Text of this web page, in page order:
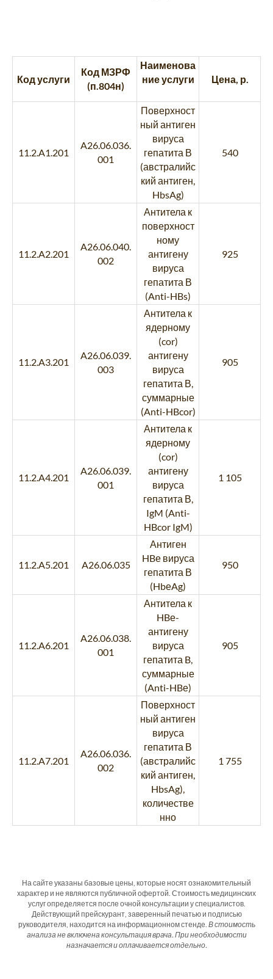
Код услуги
Код МЗРФ
(п.804н)
Наименова
ние услуги
Цена, р.
11.2.A1.201
A26.06.036.
001
Поверхност
ный антиген
вируса
гепатита В
(австралийс
кий антиген,
HbsAg)
540
11.2.A2.201
A26.06.040.
002
Антитела к
поверхност
ному
антигену
вируса
гепатита В
(Anti-HBs)
925
11.2.A3.201
A26.06.039.
003
Антитела к
ядерному
(cor)
антигену
вируса
гепатита В,
суммарные
(Anti-HBcor)
905
11.2.A4.201
A26.06.039.
001
Антитела к
ядерному
(cor)
антигену
вируса
гепатита В,
IgM (Anti-
HBcor IgM)
1 105
11.2.A5.201 A26.06.035
Антиген
HBе вируса
гепатита В
(HbеAg)
950
11.2.A6.201
A26.06.038.
001
Антитела к
HBе-
антигену
вируса
гепатита B,
суммарные
(Anti-HBе)
905
11.2.A7.201
A26.06.036.
002
Поверхност
ный антиген
вируса
гепатита В
(австралийс
кий антиген,
HbsAg),
количестве
нно
1 755
На сайте указаны базовые цены, которые носят ознакомительный
характер и не являются публичной офертой. Стоимость медицинских
услуг определяется после очной консультации у специалистов.
Действующий прейскурант, заверенный печатью и подписью
руководителя, находится на информационном стенде. В стоимость
анализа не включена консультация врача. При необходимости
назначается и оплачивается отдельно.